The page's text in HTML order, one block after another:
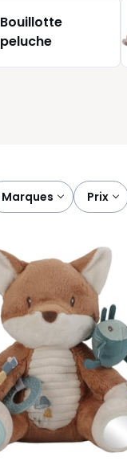
Bouillotte
peluche
marques prix